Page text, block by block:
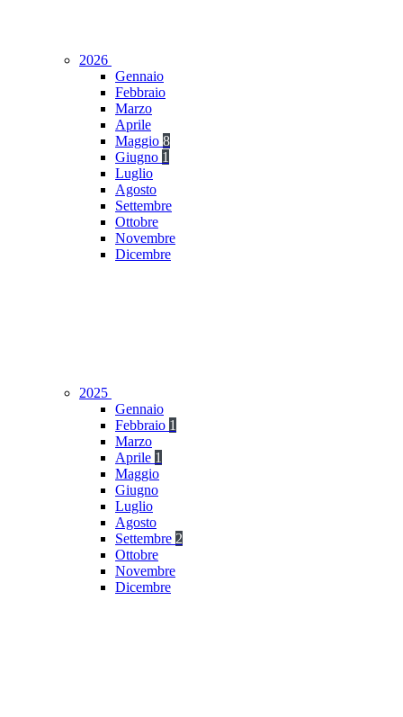
2026
Gennaio
Febbraio
Marzo
Aprile
Maggio 8
Giugno 1
Luglio
Agosto
Settembre
Ottobre
Novembre
Dicembre
2025
Gennaio
Febbraio 1
Marzo
Aprile 1
Maggio
Giugno
Luglio
Agosto
Settembre 2
Ottobre
Novembre
Dicembre